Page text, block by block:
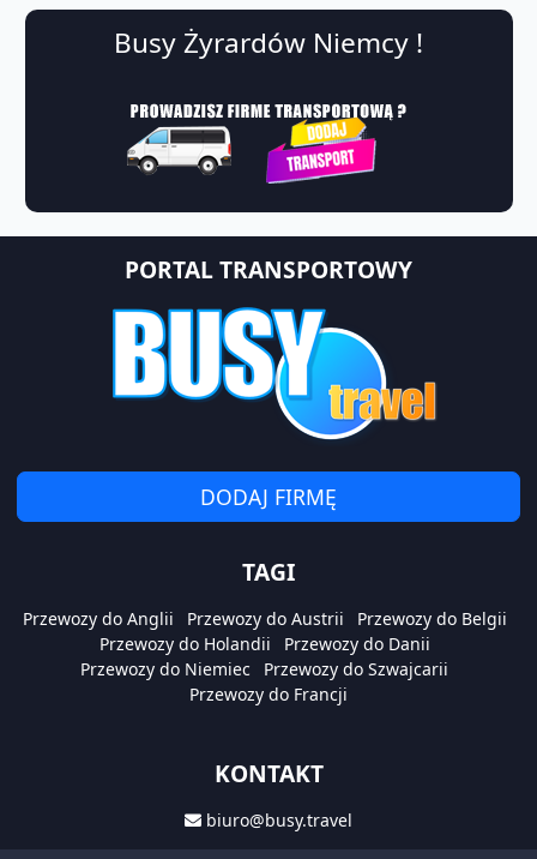
Busy Żyrardów Niemcy !
PORTAL TRANSPORTOWY
DODAJ FIRMĘ
TAGI
Przewozy do Anglii Przewozy do Austrii
Przewozy do Belgii
Przewozy do Holandii
Przewozy do Danii
Przewozy do Niemiec
Przewozy do Szwajcarii
Przewozy do Francji
KONTAKT
biuro@busy.travel